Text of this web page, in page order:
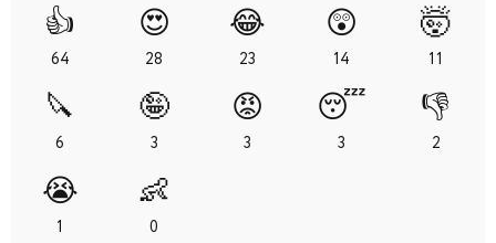
👍
64
😍
28
😂
23
😲
14
🤯
11
🔪
6
🤪
3
😡
3
😴
3
👎
2
😭
1
👶
0